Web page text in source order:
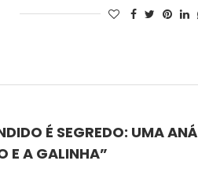
É SEGREDO: UMA
E A GALINHA”